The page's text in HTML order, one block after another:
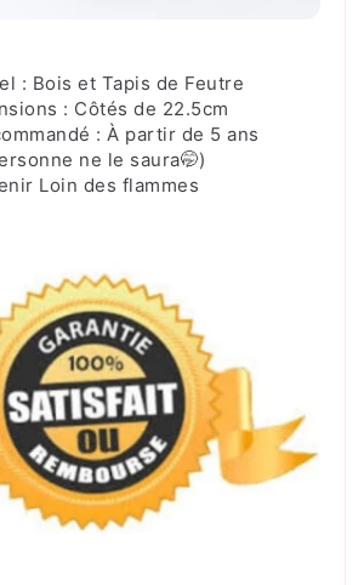
: Bois et Tapis de Feutre
: Côtés de 22.5cm
: À partir de 5 ans
ne le saura🤭)
Loin des flammes